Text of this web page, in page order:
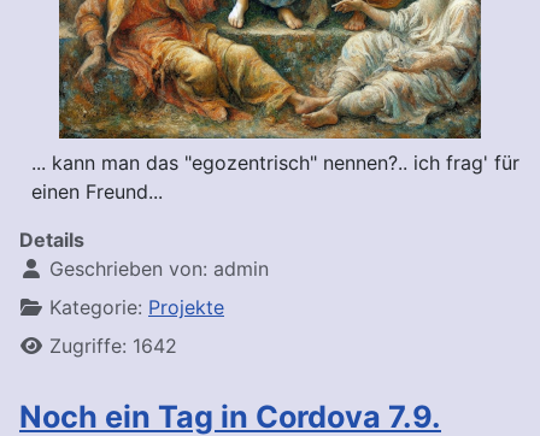
... kann man das "egozentrisch" nennen?.. ich frag' für
einen Freund...
Details
Geschrieben von: admin
Kategorie: Projekte
Zugriffe: 1642
Noch ein Tag in Cordova 7.9.